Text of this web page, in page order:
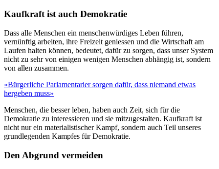
Kaufkraft ist auch Demokratie
Dass alle Menschen ein menschenwürdiges Leben führen,
vernünftig arbeiten, ihre Freizeit geniessen und die Wirtschaft am
Laufen halten können, bedeutet, dafür zu sorgen, dass unser System
nicht zu sehr von einigen wenigen Menschen abhängig ist, sondern
von allen zusammen.
«Bürgerliche Parlamentarier sorgen dafür, dass niemand etwas
hergeben muss»
Menschen, die besser leben, haben auch Zeit, sich für die
Demokratie zu interessieren und sie mitzugestalten. Kaufkraft ist
nicht nur ein materialistischer Kampf, sondern auch Teil unseres
grundlegenden Kampfes für Demokratie.
Den Abgrund vermeiden